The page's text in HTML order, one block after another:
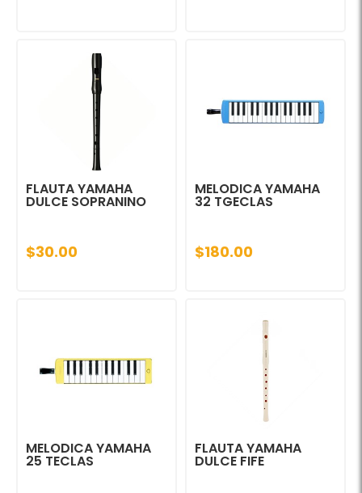
FLAUTA YAMAHA
DULCE SOPRANINO
$30.00
MELODICA YAMAHA
32 TGECLAS
$180.00
MELODICA YAMAHA
25 TECLAS
FLAUTA YAMAHA
DULCE FIFE